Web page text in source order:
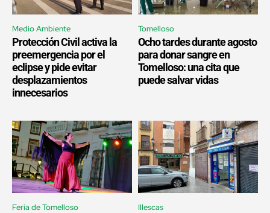
Medio Ambiente
Protección Civil activa la
preemergencia por el
eclipse y pide evitar
desplazamientos
innecesarios
Tomelloso
Ocho tardes durante agosto
para donar sangre en
Tomelloso: una cita que
puede salvar vidas
Feria de Tomelloso Illescas